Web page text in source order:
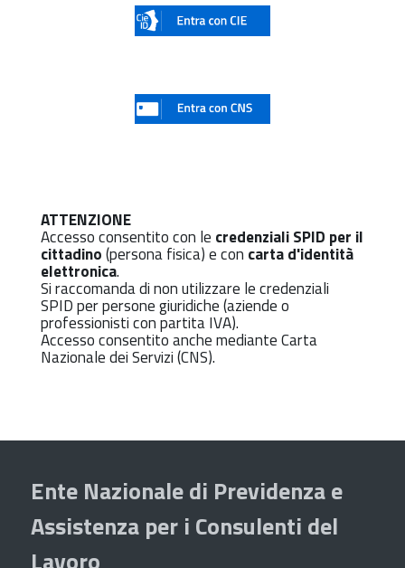
ATTENZIONE
Accesso consentito con le credenziali SPID per il
cittadino(persona fisica) e con carta d'identità
elettronica.
Si raccomanda di non utilizzare le credenziali
SPID per persone giuridiche (aziende o
professionisti con partita IVA).
Accesso consentito anche mediante Carta
Nazionale dei Servizi (CNS).
Ente Nazionale di Previdenza e
Assistenza per i Consulenti del
Lavoro